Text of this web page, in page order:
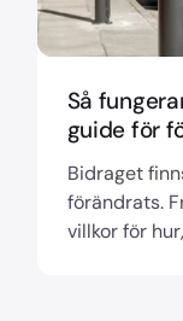
Så
guide för
Bidraget
förändrats.
villkor för